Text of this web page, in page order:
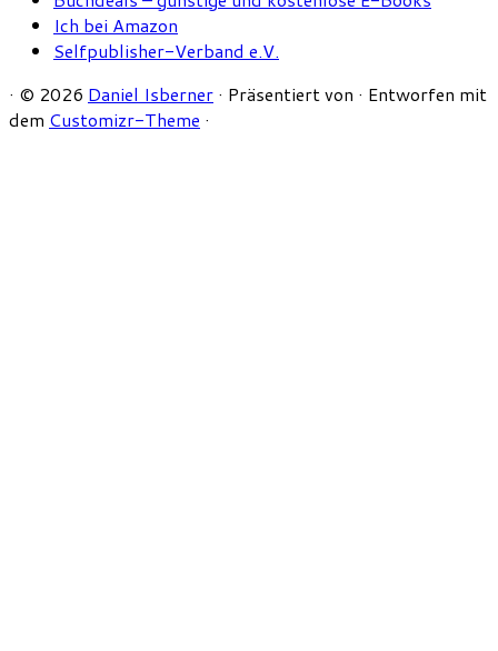
Ich bei Amazon
Selfpublisher-Verband e.V.
· © 2026 Daniel Isberner · Präsentiert von · Entworfen mit
dem Customizr-Theme ·